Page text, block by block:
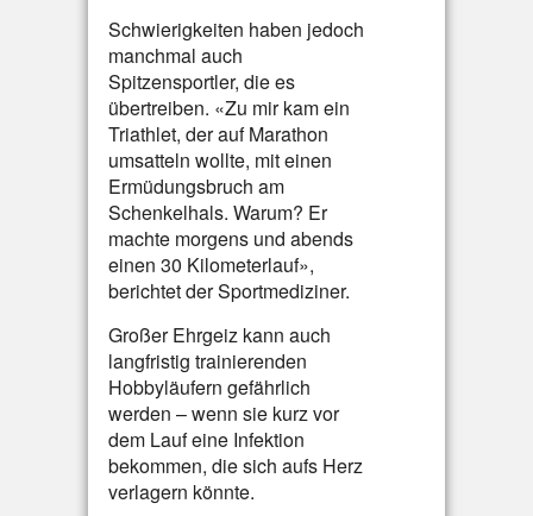
Schwierigkeiten haben jedoch
manchmal auch
Spitzensportler, die es
übertreiben. «Zu mir kam ein
Triathlet, der auf Marathon
umsatteln wollte, mit einen
Ermüdungsbruch am
Schenkelhals. Warum? Er
machte morgens und abends
einen 30 Kilometerlauf»,
berichtet der Sportmediziner.
Großer Ehrgeiz kann auch
langfristig trainierenden
Hobbyläufern gefährlich
werden – wenn sie kurz vor
dem Lauf eine Infektion
bekommen, die sich aufs Herz
verlagern könnte.